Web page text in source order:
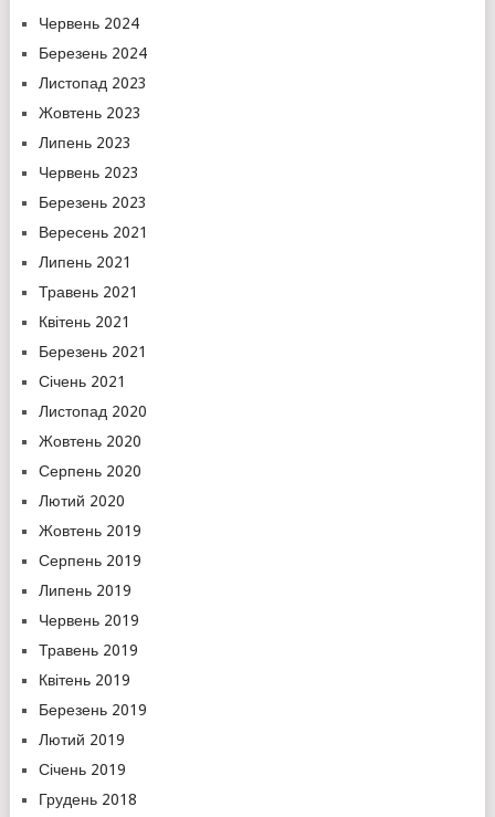
Червень 2024
Березень 2024
Листопад 2023
Жовтень 2023
Липень 2023
Червень 2023
Березень 2023
Вересень 2021
Липень 2021
Травень 2021
Квітень 2021
Березень 2021
Січень 2021
Листопад 2020
Жовтень 2020
Серпень 2020
Лютий 2020
Жовтень 2019
Серпень 2019
Липень 2019
Червень 2019
Травень 2019
Квітень 2019
Березень 2019
Лютий 2019
Січень 2019
Грудень 2018